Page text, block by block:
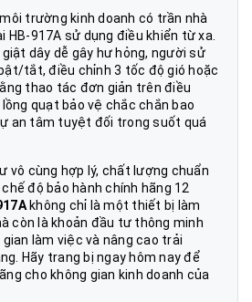
trường kinh doanh có trần nhà
HB-917A sử dụng điều khiển từ xa.
dây dễ gây hư hỏng, người sử
tắt, điều chỉnh 3 tốc độ gió hoặc
thao tác đơn giản trên điều
quạt bảo vệ chắc chắn bao
an tâm tuyệt đối trong suốt quá
vô cùng hợp lý, chất lượng chuẩn
độ bảo hành chính hãng 12
không chỉ là một thiết bị làm
còn là khoản đầu tư thông minh
làm việc và nâng cao trải
Hãy trang bị ngay hôm nay để
cho không gian kinh doanh của